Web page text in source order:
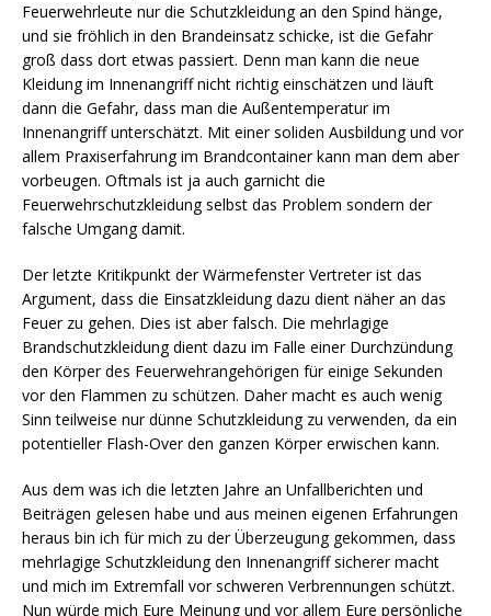
Feuerwehrleute nur die Schutzkleidung an den Spind hänge,
und sie fröhlich in den Brandeinsatz schicke, ist die Gefahr
groß dass dort etwas passiert. Denn man kann die neue
Kleidung im Innenangriff nicht richtig einschätzen und läuft
dann die Gefahr, dass man die Außentemperatur im
Innenangriff unterschätzt. Mit einer soliden Ausbildung und vor
allem Praxiserfahrung im Brandcontainer kann man dem aber
vorbeugen. Oftmals ist ja auch garnicht die
Feuerwehrschutzkleidung selbst das Problem sondern der
falsche Umgang damit.
Der letzte Kritikpunkt der Wärmefenster Vertreter ist das
Argument, dass die Einsatzkleidung dazu dient näher an das
Feuer zu gehen. Dies ist aber falsch. Die mehrlagige
Brandschutzkleidung dient dazu im Falle einer Durchzündung
den Körper des Feuerwehrangehörigen für einige Sekunden
vor den Flammen zu schützen. Daher macht es auch wenig
Sinn teilweise nur dünne Schutzkleidung zu verwenden, da ein
potentieller Flash-Over den ganzen Körper erwischen kann.
Aus dem was ich die letzten Jahre an Unfallberichten und
Beiträgen gelesen habe und aus meinen eigenen Erfahrungen
heraus bin ich für mich zu der Überzeugung gekommen, dass
mehrlagige Schutzkleidung den Innenangriff sicherer macht
und mich im Extremfall vor schweren Verbrennungen schützt.
Nun würde mich Eure Meinung und vor allem Eure persönliche